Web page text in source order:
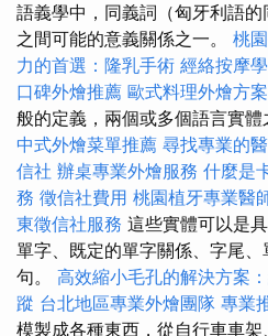
語義學中，同義詞（匈牙利語
之間可能的意義關係之一。 桃
力的首選：隆乳手術 經絡按摩
口碑外燴推薦 歐式料理外燴方案
般的定義，兩個或多個語言實體
中式外燴菜單推薦 尋找專業的
信社 辦桌專業外燴服務 什麼是
務 徵信社費用 桃園植牙專業醫
東徵信社服務 這些實體可以是
單字、既定的單字關係、字尾
句。 高效縮小毛孔的解決方案
蹤 台北地區專業外燴團隊 專業
模製成各種東西，從自行車車